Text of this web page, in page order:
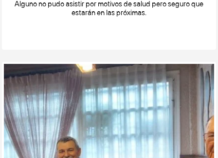
Alguno no pudo asistir por motivos de salud pero seguro que
estarán en las próximas.